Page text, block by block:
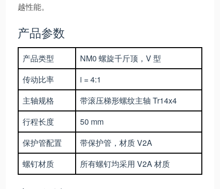
越性能。
产品参数
产品类型
NM0 螺旋千斤顶，V 型
传动比率
i = 4:1
主轴规格
带滚压梯形螺纹主轴 Tr14x4
行程长度
50 mm
保护管配置
带保护管，材质 V2A
螺钉材质
所有螺钉均采用 V2A 材质